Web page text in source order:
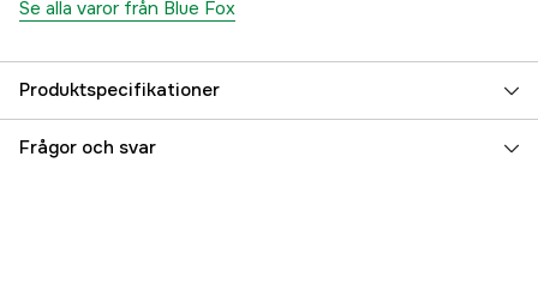
Se alla varor från Blue Fox
Produktspecifikationer
Fiskart Övrig ädelfisk
Frågor och svar